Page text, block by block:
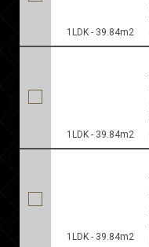
1LDK - 39.84m2
1LDK - 39.84m2
1LDK - 39.84m2